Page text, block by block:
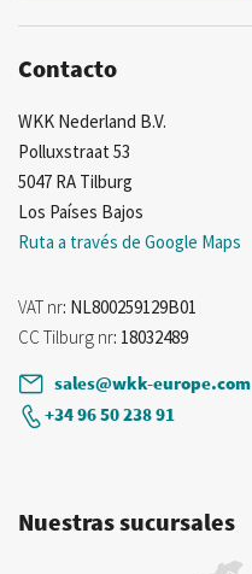
Contacto
WKK Nederland B.V.
Polluxstraat 53
5047 RA Tilburg
Los Países Bajos
Ruta a través de Google Maps
VAT nr: NL800259129B01
CC Tilburg nr: 18032489
sales@wkk-europe.com
+34 96 50 238 91
Nuestras sucursales